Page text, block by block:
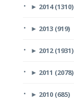
► 2014 (1310)
► 2013 (919)
► 2012 (1931)
► 2011 (2078)
► 2010 (685)